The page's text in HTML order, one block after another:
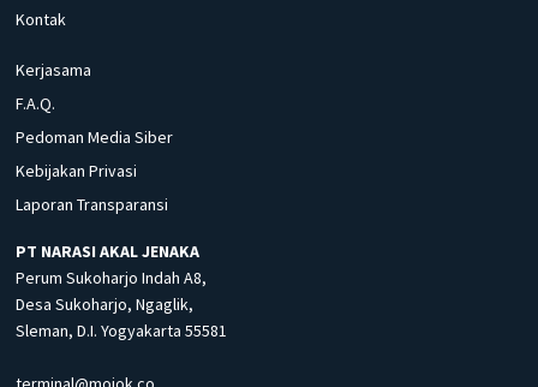
Kontak
Kerjasama
F.A.Q.
Pedoman Media Siber
Kebijakan Privasi
Laporan Transparansi
PT NARASI AKAL JENAKA
Perum Sukoharjo Indah A8,
Desa Sukoharjo, Ngaglik,
Sleman, D.I. Yogyakarta 55581